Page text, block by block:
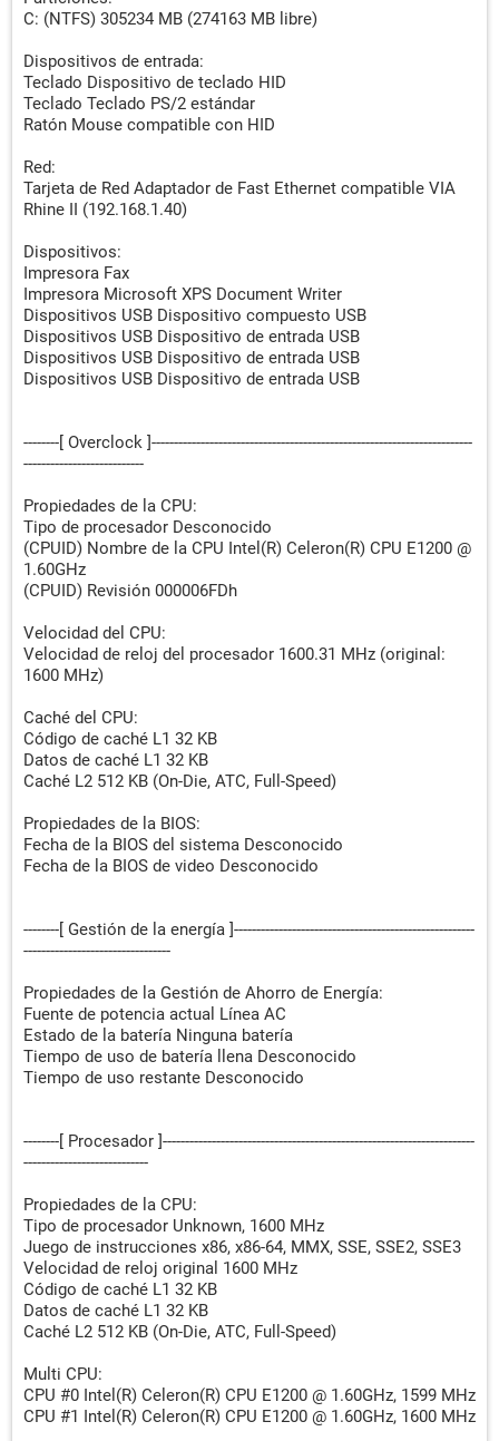
C: (NTFS) 305234 MB (274163 MB libre)
Dispositivos de entrada:
Teclado Dispositivo de teclado HID
Teclado Teclado PS/2 estándar
Ratón Mouse compatible con HID
Red:
Tarjeta de Red Adaptador de Fast Ethernet compatible VIA
Rhine II (192.168.1.40)
Dispositivos:
Impresora Fax
Impresora Microsoft XPS Document Writer
Dispositivos USB Dispositivo compuesto USB
Dispositivos USB Dispositivo de entrada USB
Dispositivos USB Dispositivo de entrada USB
Dispositivos USB Dispositivo de entrada USB
--------[ Overclock ]------------------------------------------------------------------------
---------------------------
Propiedades de la CPU:
Tipo de procesador Desconocido
(CPUID) Nombre de la CPU Intel(R) Celeron(R) CPU E1200 @
1.60GHz
(CPUID) Revisión 000006FDh
Velocidad del CPU:
Velocidad de reloj del procesador 1600.31 MHz (original:
1600 MHz)
Caché del CPU:
Código de caché L1 32 KB
Datos de caché L1 32 KB
Caché L2 512 KB (On-Die, ATC, Full-Speed)
Propiedades de la BIOS:
Fecha de la BIOS del sistema Desconocido
Fecha de la BIOS de video Desconocido
--------[ Gestión de la energía ]------------------------------------------------------
---------------------------------
Propiedades de la Gestión de Ahorro de Energía:
Fuente de potencia actual Línea AC
Estado de la batería Ninguna batería
Tiempo de uso de batería llena Desconocido
Tiempo de uso restante Desconocido
--------[ Procesador ]----------------------------------------------------------------------
----------------------------
Propiedades de la CPU:
Tipo de procesador Unknown, 1600 MHz
Juego de instrucciones x86, x86-64, MMX, SSE, SSE2, SSE3
Velocidad de reloj original 1600 MHz
Código de caché L1 32 KB
Datos de caché L1 32 KB
Caché L2 512 KB (On-Die, ATC, Full-Speed)
Multi CPU:
CPU #0 Intel(R) Celeron(R) CPU E1200 @ 1.60GHz, 1599 MHz
CPU #1 Intel(R) Celeron(R) CPU E1200 @ 1.60GHz, 1600 MHz